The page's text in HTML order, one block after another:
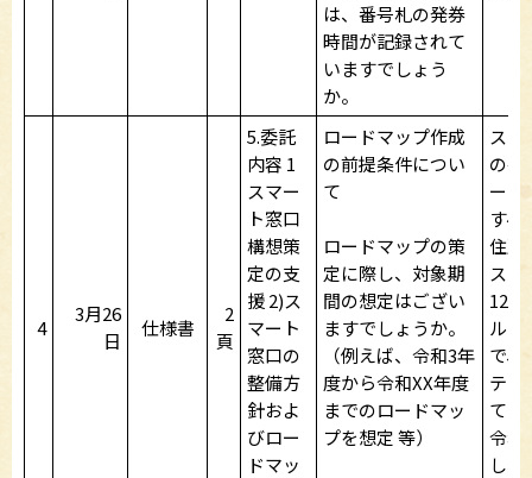
は、番号札の発券
時間が記録されて
いますでしょう
か。
4
3月26
日
仕様書
2
頁
5.委託
内容 1
スマー
ト窓口
構想策
定の支
援 2)ス
マート
窓口の
整備方
針およ
びロー
ドマッ
ロードマップ作成
の前提条件につい
て
ロードマップの策
定に際し、対象期
間の想定はござい
ますでしょうか。
（例えば、令和3年
度から令和XX年度
までのロードマッ
プを想定 等）
スマ
の手
ービ
すべ
住所
ステ
12
ル・
で、
テム
てい
令和
し